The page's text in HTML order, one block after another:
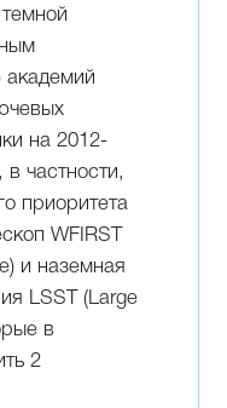
академий
на 2012-
частности,
приоритета
WFIRST
и наземная
LSST (Large
в
2